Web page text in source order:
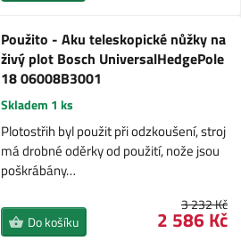
Použito - Aku teleskopické nůžky na
živý plot Bosch UniversalHedgePole
18 06008B3001
Skladem 1 ks
Plotostřih byl použit při odzkoušení, stroj
má drobné oděrky od použití, nože jsou
poškrábány…
3 232 Kč
2 586 Kč
Do košíku